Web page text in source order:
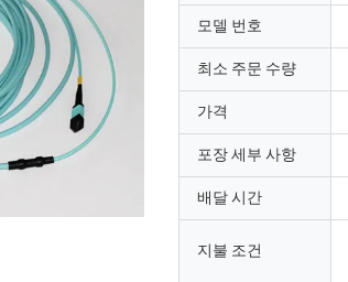
모델 번호
최소 주문 수량
가격
포장 세부 사항
배달 시간
지불 조건